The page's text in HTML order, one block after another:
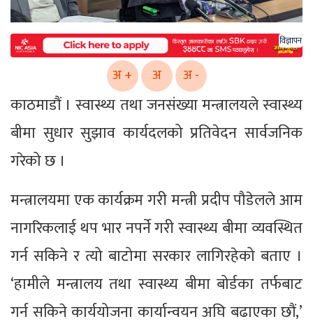
विज्ञापन
अ + अ अ -
काठमाडौं । स्वास्थ्य तथा जनसंख्या मन्त्रालयले स्वास्थ्य
बीमा सुधार सुझाव कार्यदलको प्रतिवेदन सार्वजनिक
गरेको छ ।
मन्त्रालयमा एक कार्यक्रम गरी मन्त्री प्रदीप पौडेलले आम
नागरिकलाई थप भार नपर्ने गरी स्वास्थ्य बीमा व्यवस्थित
गर्न सकिने र त्यो बाटोमा सरकार लागिरहेको बताए ।
‘हामीले मन्त्रालय तथा स्वास्थ्य बीमा बोर्डका तर्फबाट
गर्न सकिने कार्ययोजना कार्यान्वयन अघि बढाएका छौं,’